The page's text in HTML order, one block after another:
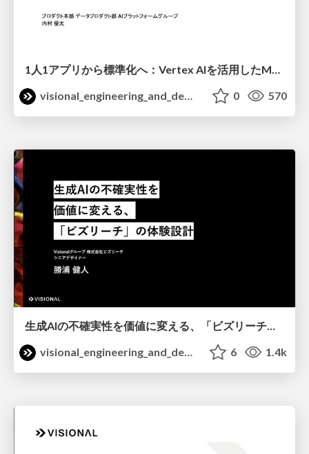
visional_engineering_and_design
0 570
生成AIの不確実性を価値に変える、「ビズリーチ」の体験設計 / KNOTS2026
visional_engineering_and_design
6 1.4k